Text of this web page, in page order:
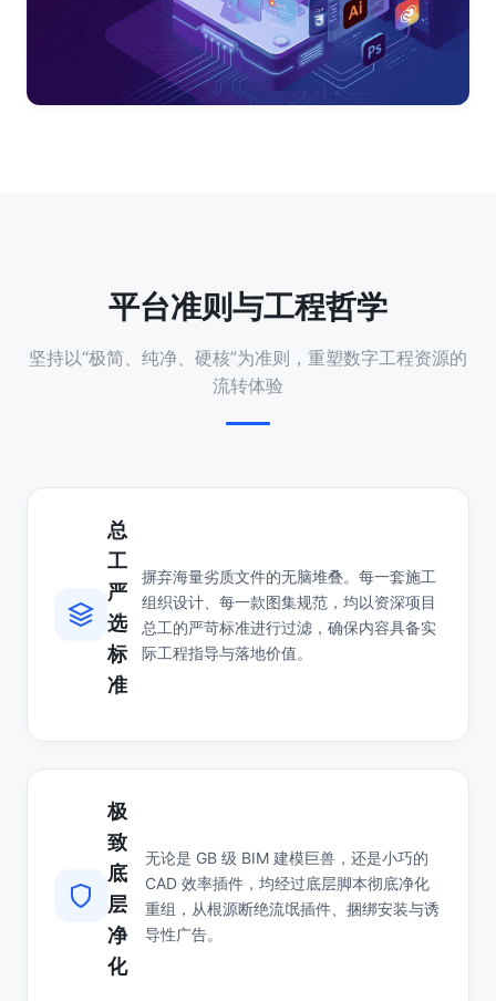
平台准则与工程哲学
坚持以“极简、纯净、硬核”为准则，重塑数字工程资源的
流转体验
总
工
严
选
标
准
摒弃海量劣质文件的无脑堆叠。每一套施工
组织设计、每一款图集规范，均以资深项目
总工的严苛标准进行过滤，确保内容具备实
际工程指导与落地价值。
极
致
底
层
净
化
无论是 GB 级 BIM 建模巨兽，还是小巧的
CAD 效率插件，均经过底层脚本彻底净化
重组，从根源断绝流氓插件、捆绑安装与诱
导性广告。